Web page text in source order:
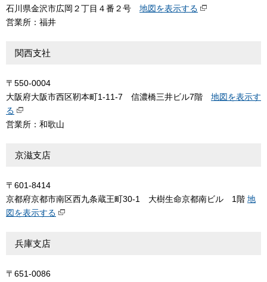
石川県金沢市広岡２丁目４番２号 地図を表示する
営業所：福井
関西支社
〒550-0004
大阪府大阪市西区靭本町1-11-7 信濃橋三井ビル7階 地図を表示す
る
営業所：和歌山
京滋支店
〒601-8414
京都府京都市南区西九条蔵王町30-1 大樹生命京都南ビル 1階 地
図を表示する
兵庫支店
〒651-0086